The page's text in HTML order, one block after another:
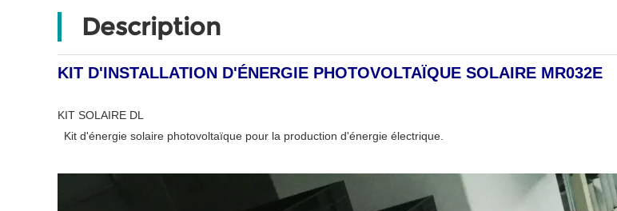
Description
KIT D'INSTALLATION D'ÉNERGIE PHOTOVOLTAÏQUE SOLAIRE MR032E
KIT SOLAIRE DL
Kit d'énergie solaire photovoltaïque pour la production d'énergie électrique.